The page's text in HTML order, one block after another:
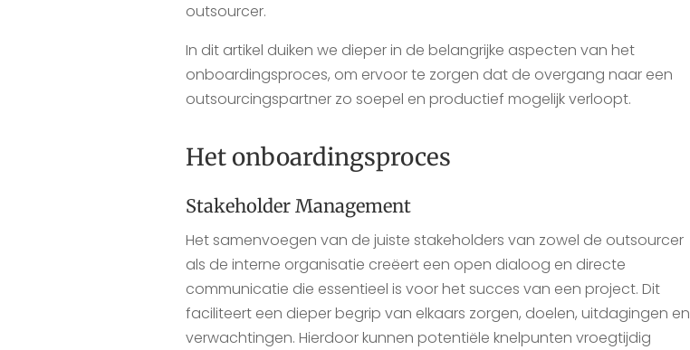
outsourcer.
In dit artikel duiken we dieper in de belangrijke aspecten van het
onboardingsproces, om ervoor te zorgen dat de overgang naar een
outsourcingspartner zo soepel en productief mogelijk verloopt.
Het onboardingsproces
Stakeholder Management
Het samenvoegen van de juiste stakeholders van zowel de outsourcer
als de interne organisatie creëert een open dialoog en directe
communicatie die essentieel is voor het succes van een project. Dit
faciliteert een dieper begrip van elkaars zorgen, doelen, uitdagingen en
verwachtingen. Hierdoor kunnen potentiële knelpunten vroegtijdig